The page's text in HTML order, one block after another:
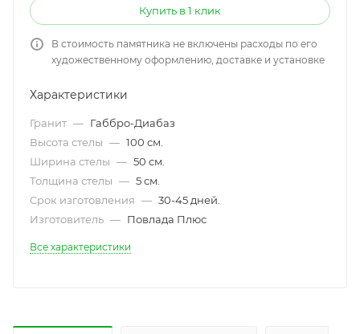
Купить в 1 клик
В стоимость памятника не включены расходы по его
художественному оформлению, доставке и установке
Характеристики
Гранит — Габбро-Диабаз
Высота стелы — 100 см.
Ширина стелы — 50 см.
Толщина стелы — 5 см.
Срок изготовления — 30-45 дней.
Изготовитель — Повлада Плюс
Все характеристики